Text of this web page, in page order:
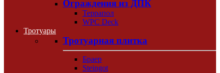
Ограждения из ДПК
Террапол
WPC Deck
Тротуары
Тротуарная плитка
Браер
Steingot